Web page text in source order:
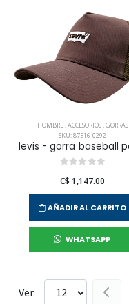
HOMBRE,ACCESORIOS,GORRAS
SKU: 87516-0292
C$ 1,147.00
AÑADIR AL CARRITO
WHATSAPP
Ver